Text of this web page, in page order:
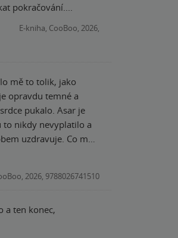
se dočkat pokračování....
E-kniha, CooBoo, 2026,
mě to tolik, jako
Asar je
to nikdy nevyplatilo a
Co mě
působí jako typická
2026, 9788026741510
a ten konec,